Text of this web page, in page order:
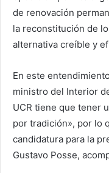
de renovación
la reconstitución de
alternativa creíble y
En este
ministro del Interior
UCR tiene que tener
por tradición», por lo
candidatura para la
Gustavo Posse,